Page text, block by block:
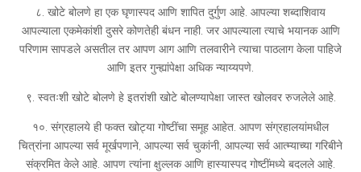
८. खोटे बोलणे हा एक घृणास्पद आणि शापित दुर्गुण आहे. आपल्या शब्दाशिवाय
आपल्याला एकमेकांशी दुसरे कोणतेही बंधन नाही. जर आपल्याला त्याचे भयानक आणि
परिणाम सापडले असतील तर आपण आग आणि तलवारीने त्याचा पाठलाग केला पाहिजे
आणि इतर गुन्ह्यांपेक्षा अधिक न्याय्यपणे.
९. स्वतःशी खोटे बोलणे हे इतरांशी खोटे बोलण्यापेक्षा जास्त खोलवर रुजलेले आहे.
१०. संग्रहालये ही फक्त खोट्या गोष्टींचा समूह आहेत. आपण संग्रहालयांमधील
चित्रांना आपल्या सर्व मूर्खपणाने, आपल्या सर्व चुकांनी, आपल्या सर्व आत्म्याच्या गरिबीने
संक्रमित केले आहे. आपण त्यांना क्षुल्लक आणि हास्यास्पद गोष्टींमध्ये बदलले आहे.